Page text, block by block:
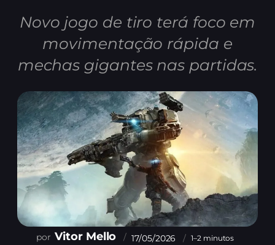
Novo jogo de tiro terá foco em
movimentação rápida e
mechas gigantes nas partidas.
Vitor Mello 17/05/2026 1–2 minutos